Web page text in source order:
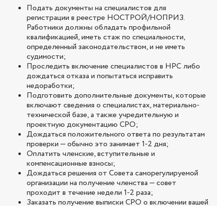
Подать документы на специалистов для
регистрации в реестре НОСТРОЙ/НОПРИЗ.
Работники должны обладать профильной
квалификацией, иметь стаж по специальности,
определенный законодательством, и не иметь
судимости;
Проследить включение специалистов в НРС либо
дождаться отказа и попытаться исправить
недоработки;
Подготовить дополнительные документы, которые
включают сведения о специалистах, материально-
технической базе, а также учредительную и
проектную документацию СРО;
Дождаться положительного ответа по результатам
проверки — обычно это занимает 1-2 дня;
Оплатить членские, вступительные и
компенсационные взносы;
Дождаться решения от Совета саморегулируемой
организации на получение членства — совет
проходит в течение недели 1-2 раза;
Заказать получение выписки СРО о включении вашей